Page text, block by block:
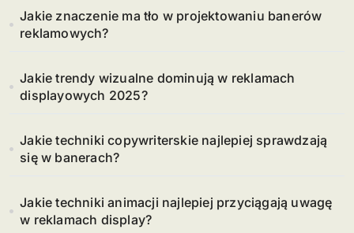
Jakie znaczenie ma tło w projektowaniu banerów
reklamowych?
Jakie trendy wizualne dominują w reklamach
displayowych 2025?
Jakie techniki copywriterskie najlepiej sprawdzają
się w banerach?
Jakie techniki animacji najlepiej przyciągają uwagę
w reklamach display?